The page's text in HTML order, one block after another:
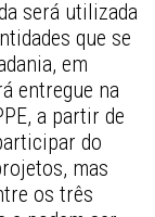
será utilizada
que se
em
entregue na
a partir de
do
mas
os três